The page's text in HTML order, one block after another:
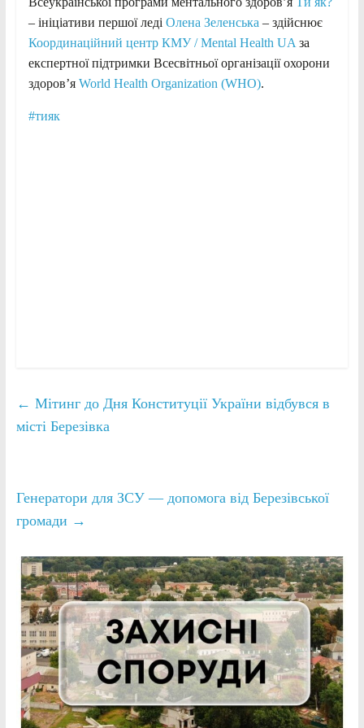
– ініціативи першої леді Олена Зеленська – здійснює
Координаційний центр КМУ / Mental Health UA за
експертної підтримки Всесвітньої організації охорони
здоров’я World Health Organization (WHO).
#тияк
← Мітинг до Дня Конституції України відбувся в
місті Березівка
Генератори для ЗСУ — допомога від Березівської
громади →